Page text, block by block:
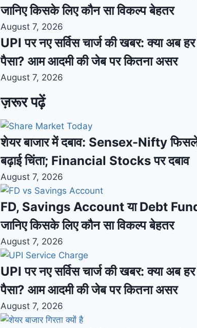
जानिए किसके लिए कौन सा विकल्प बेहतर
August 7, 2026
UPI पर नए सर्विस चार्ज की खबर: क्या अब
पैसा? आम आदमी की जेब पर कितना असर
August 7, 2026
ज़रूर पढ़ें
शेयर बाजार में दबाव: Sensex-Nifty
बढ़ाई चिंता; Financial Stocks पर दबाव
August 7, 2026
FD, Savings Account या Debt
जानिए किसके लिए कौन सा विकल्प बेहतर
August 7, 2026
UPI पर नए सर्विस चार्ज की खबर: क्या अब
पैसा? आम आदमी की जेब पर कितना असर
August 7, 2026